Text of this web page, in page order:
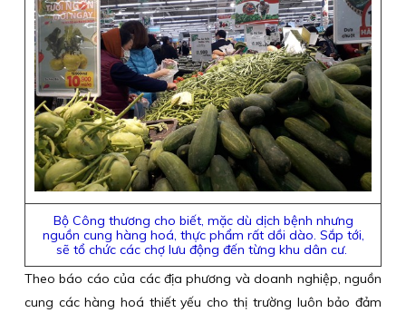
Bộ Công thương cho biết, mặc dù dịch bệnh nhưng
nguồn cung hàng hoá, thực phẩm rất dồi dào. Sắp tới,
sẽ tổ chức các chợ lưu động đến từng khu dân cư.
Theo báo cáo của các địa phương và doanh nghiệp, nguồn
cung các hàng hoá thiết yếu cho thị trường luôn bảo đảm